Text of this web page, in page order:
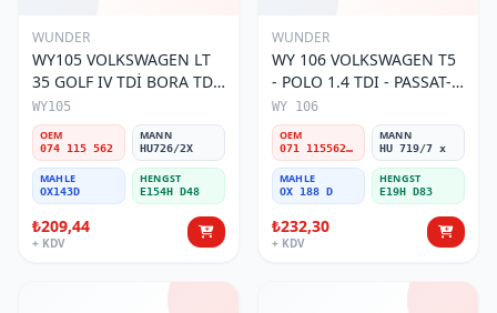
WUNDER
WY105 VOLKSWAGEN LT
35 GOLF IV TDİ BORA TDİ
074 115 562 Yağ Filtresi
WY105
OEM
074 115 562
MANN
HU726/2X
MAHLE
OX143D
HENGST
E154H D48
₺209,44
+ KDV
WUNDER
WY 106 VOLKSWAGEN T5
- POLO 1.4 TDI - PASSAT-
JETTA 03-11 071 115562 A
Yağ Filtresi
WY 106
OEM
071 115562 A
MANN
HU 719/7 x
MAHLE
OX 188 D
HENGST
E19H D83
₺232,30
+ KDV